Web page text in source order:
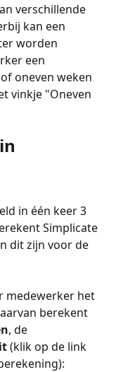
verschillende
kan een
worden
een
oneven weken
vinkje "Oneven
in één keer 3
Simplicate
dit zijn voor de
medewerker het
berekent
, de
(klik op de link